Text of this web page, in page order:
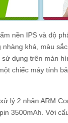
nền IPS và độ
khá, màu
dụng trên màn
chiếc máy tính
lý 2 nhân ARM
3500mAh. Với